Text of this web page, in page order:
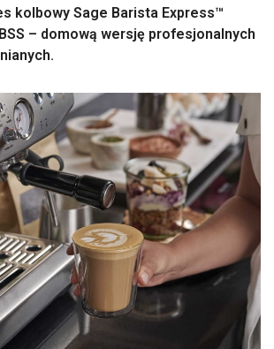
kolbowy Sage Barista Express™
– domową wersję profesjonalnych